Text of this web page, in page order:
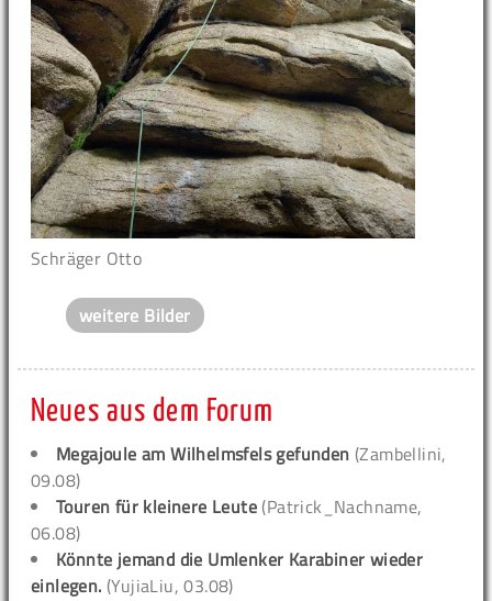
Schräger Otto
weitere Bilder
Neues aus dem Forum
Megajoule am Wilhelmsfels gefunden (Zambellini,
09.08)
Touren für kleinere Leute (Patrick_Nachname,
06.08)
Könnte jemand die Umlenker Karabiner wieder
einlegen. (YujiaLiu, 03.08)